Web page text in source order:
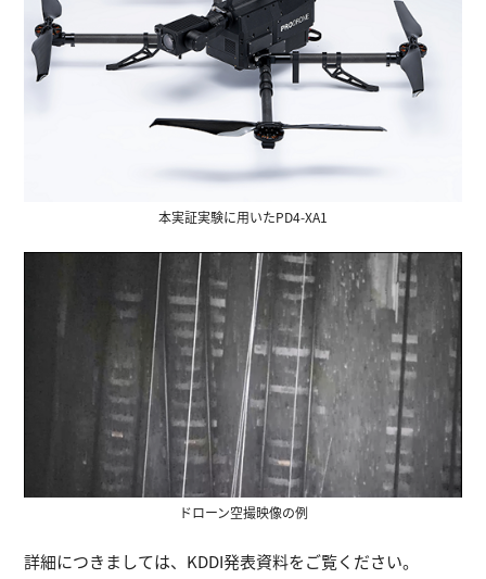
本実証実験に用いたPD4-XA1
ドローン空撮映像の例
詳細につきましては、KDDI発表資料をご覧ください。